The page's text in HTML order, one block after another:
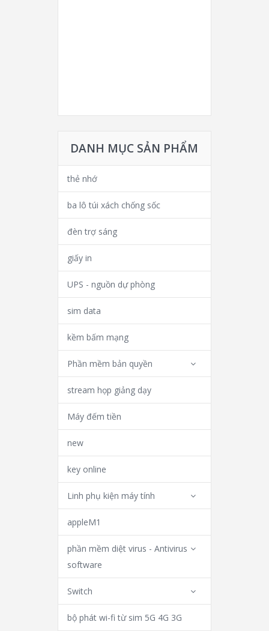
DANH MỤC SẢN PHẨM
thẻ nhớ
ba lô túi xách chống sốc
đèn trợ sáng
giấy in
UPS - nguồn dự phòng
sim data
kềm bấm mạng
Phần mềm bản quyền
stream họp giảng dạy
Máy đếm tiền
new
key online
Linh phụ kiện máy tính
appleM1
phần mềm diệt virus - Antivirus
software
Switch
bộ phát wi-fi từ sim 5G 4G 3G